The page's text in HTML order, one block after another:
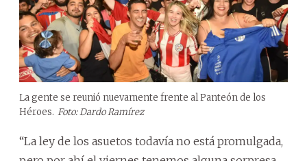
La gente se reunió nuevamente frente al Panteón de los
Héroes. Foto: Dardo Ramírez
“La ley de los asuetos todavía no está promulgada,